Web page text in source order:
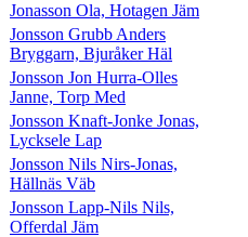
Jonasson Ola, Hotagen Jäm
Jonsson Grubb Anders
Bryggarn, Bjuråker Häl
Jonsson Jon Hurra-Olles
Janne, Torp Med
Jonsson Knaft-Jonke Jonas,
Lycksele Lap
Jonsson Nils Nirs-Jonas,
Hällnäs Väb
Jonsson Lapp-Nils Nils,
Offerdal Jäm